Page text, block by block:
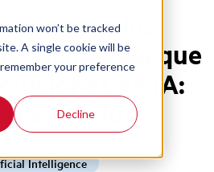
won’t be tracked
A single cookie will be
your preference
Decline
para los
tecnología que
de IA:
resolverlos
Intelligence